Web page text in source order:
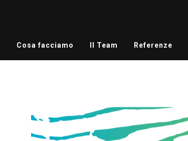
Cosa facciamo Il Team Referenze